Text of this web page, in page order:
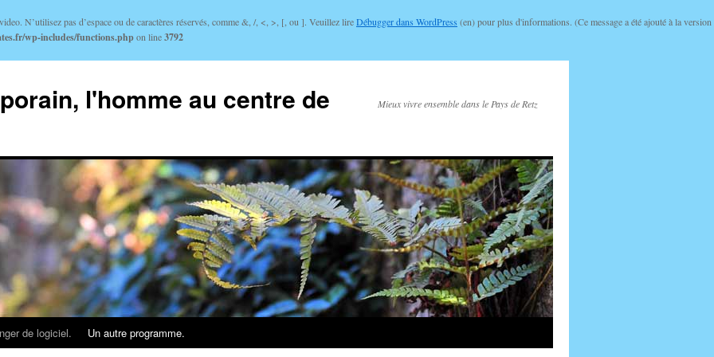
N’utilisez pas d’espace ou de caractères réservés, comme &, /, <, >, [, ou ]. Veuillez lireDébugger dans WordPress (en) pour plus d'informations. (Ce message a été ajouté à la version
wp-includes/functions.phpon line3792
l'homme au centre de
Mieux vivre ensemble dans le Pays de Retz
de logiciel. Un autre programme.